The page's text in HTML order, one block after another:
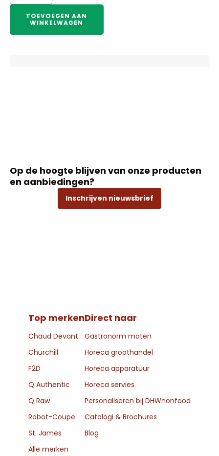
Devant
Dames
Marineblouse
TOEVOEGEN AAN
WINKELWAGEN
Op de hoogte blijven van onze producten
en aanbiedingen?
Inschrijven nieuwsbrief
Top merken
Chaud Devant
Churchill
F2D
Q Authentic
Q Raw
Robot-Coupe
St. James
Alle merken
Direct naar
Gastronorm maten
Horeca groothandel
Horeca apparatuur
Horeca servies
Personaliseren bij DHWnonfood
Catalogi & Brochures
Blog